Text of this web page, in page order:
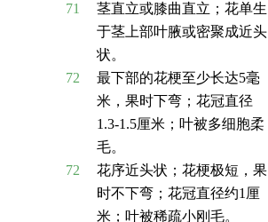
71
茎直立或膝曲直立；花单生
于茎上部叶腋或密聚成近头
状。
72
最下部的花梗至少长达5毫
米，果时下弯；花冠直径
1.3-1.5厘米；叶被多细胞柔
毛。
72
花序近头状；花梗极短，果
时不下弯；花冠直径约1厘
米；叶被稀疏小刚毛。